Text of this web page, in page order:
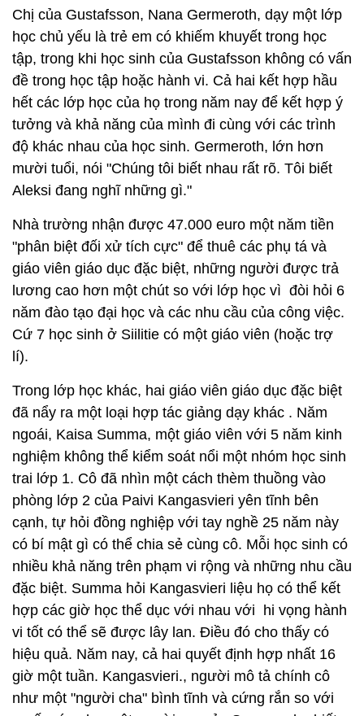
Chị của Gustafsson, Nana Germeroth, dạy một lớp
học chủ yếu là trẻ em có khiếm khuyết trong học
tập, trong khi học sinh của Gustafsson không có vấn
đề trong học tập hoặc hành vi. Cả hai kết hợp hầu
hết các lớp học của họ trong năm nay để kết hợp ý
tưởng và khả năng của mình đi cùng với các trình
độ khác nhau của học sinh. Germeroth, lớn hơn
mười tuổi, nói "Chúng tôi biết nhau rất rõ. Tôi biết
Aleksi đang nghĩ những gì."
Nhà trường nhận được 47.000 euro một năm tiền
"phân biệt đối xử tích cực" để thuê các phụ tá và
giáo viên giáo dục đặc biệt, những người được trả
lương cao hơn một chút so với lớp học vì đòi hỏi 6
năm đào tạo đại học và các nhu cầu của công việc.
Cứ 7 học sinh ở Siilitie có một giáo viên (hoặc trợ
lí).
Trong lớp học khác, hai giáo viên giáo dục đặc biệt
đã nẩy ra một loại hợp tác giảng dạy khác . Năm
ngoái, Kaisa Summa, một giáo viên với 5 năm kinh
nghiệm không thể kiểm soát nổi một nhóm học sinh
trai lớp 1. Cô đã nhìn một cách thèm thuồng vào
phòng lớp 2 của Paivi Kangasvieri yên tĩnh bên
cạnh, tự hỏi đồng nghiệp với tay nghề 25 năm này
có bí mật gì có thể chia sẻ cùng cô. Mỗi học sinh có
nhiều khả năng trên phạm vi rộng và những nhu cầu
đặc biệt. Summa hỏi Kangasvieri liệu họ có thể kết
hợp các giờ học thể dục với nhau với hi vọng hành
vi tốt có thể sẽ được lây lan. Điều đó cho thấy có
hiệu quả. Năm nay, cả hai quyết định hợp nhất 16
giờ một tuần. Kangasvieri., người mô tả chính cô
như một "người cha" bình tĩnh và cứng rắn so với